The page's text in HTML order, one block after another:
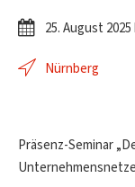
25. August
Nürnberg
Präsenz-Seminar